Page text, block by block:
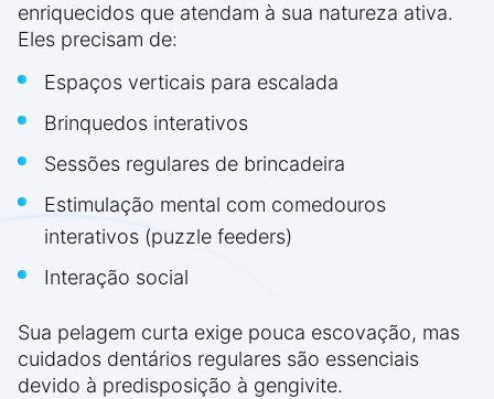
enriquecidos que atendam à sua natureza ativa.
Eles precisam de:
Espaços verticais para escalada
Brinquedos interativos
Sessões regulares de brincadeira
Estimulação mental com comedouros
interativos (puzzle feeders)
Interação social
Sua pelagem curta exige pouca escovação, mas
cuidados dentários regulares são essenciais
devido à predisposição à gengivite.